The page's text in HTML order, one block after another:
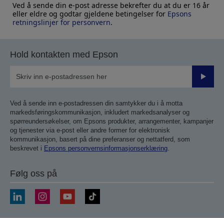
Ved å sende din e-post adresse bekrefter du at du er 16 år
eller eldre og godtar gjeldene betingelser for Epsons
retningslinjer for personvern.
Hold kontakten med Epson
Send
Ved å sende inn e-postadressen din samtykker du i å motta
markedsføringskommunikasjon, inkludert markedsanalyser og
spørreundersøkelser, om Epsons produkter, arrangementer, kampanjer
og tjenester via e-post eller andre former for elektronisk
kommunikasjon, basert på dine preferanser og nettatferd, som
beskrevet i Epsons personvernsinformasjonserklæring.
Følg oss på